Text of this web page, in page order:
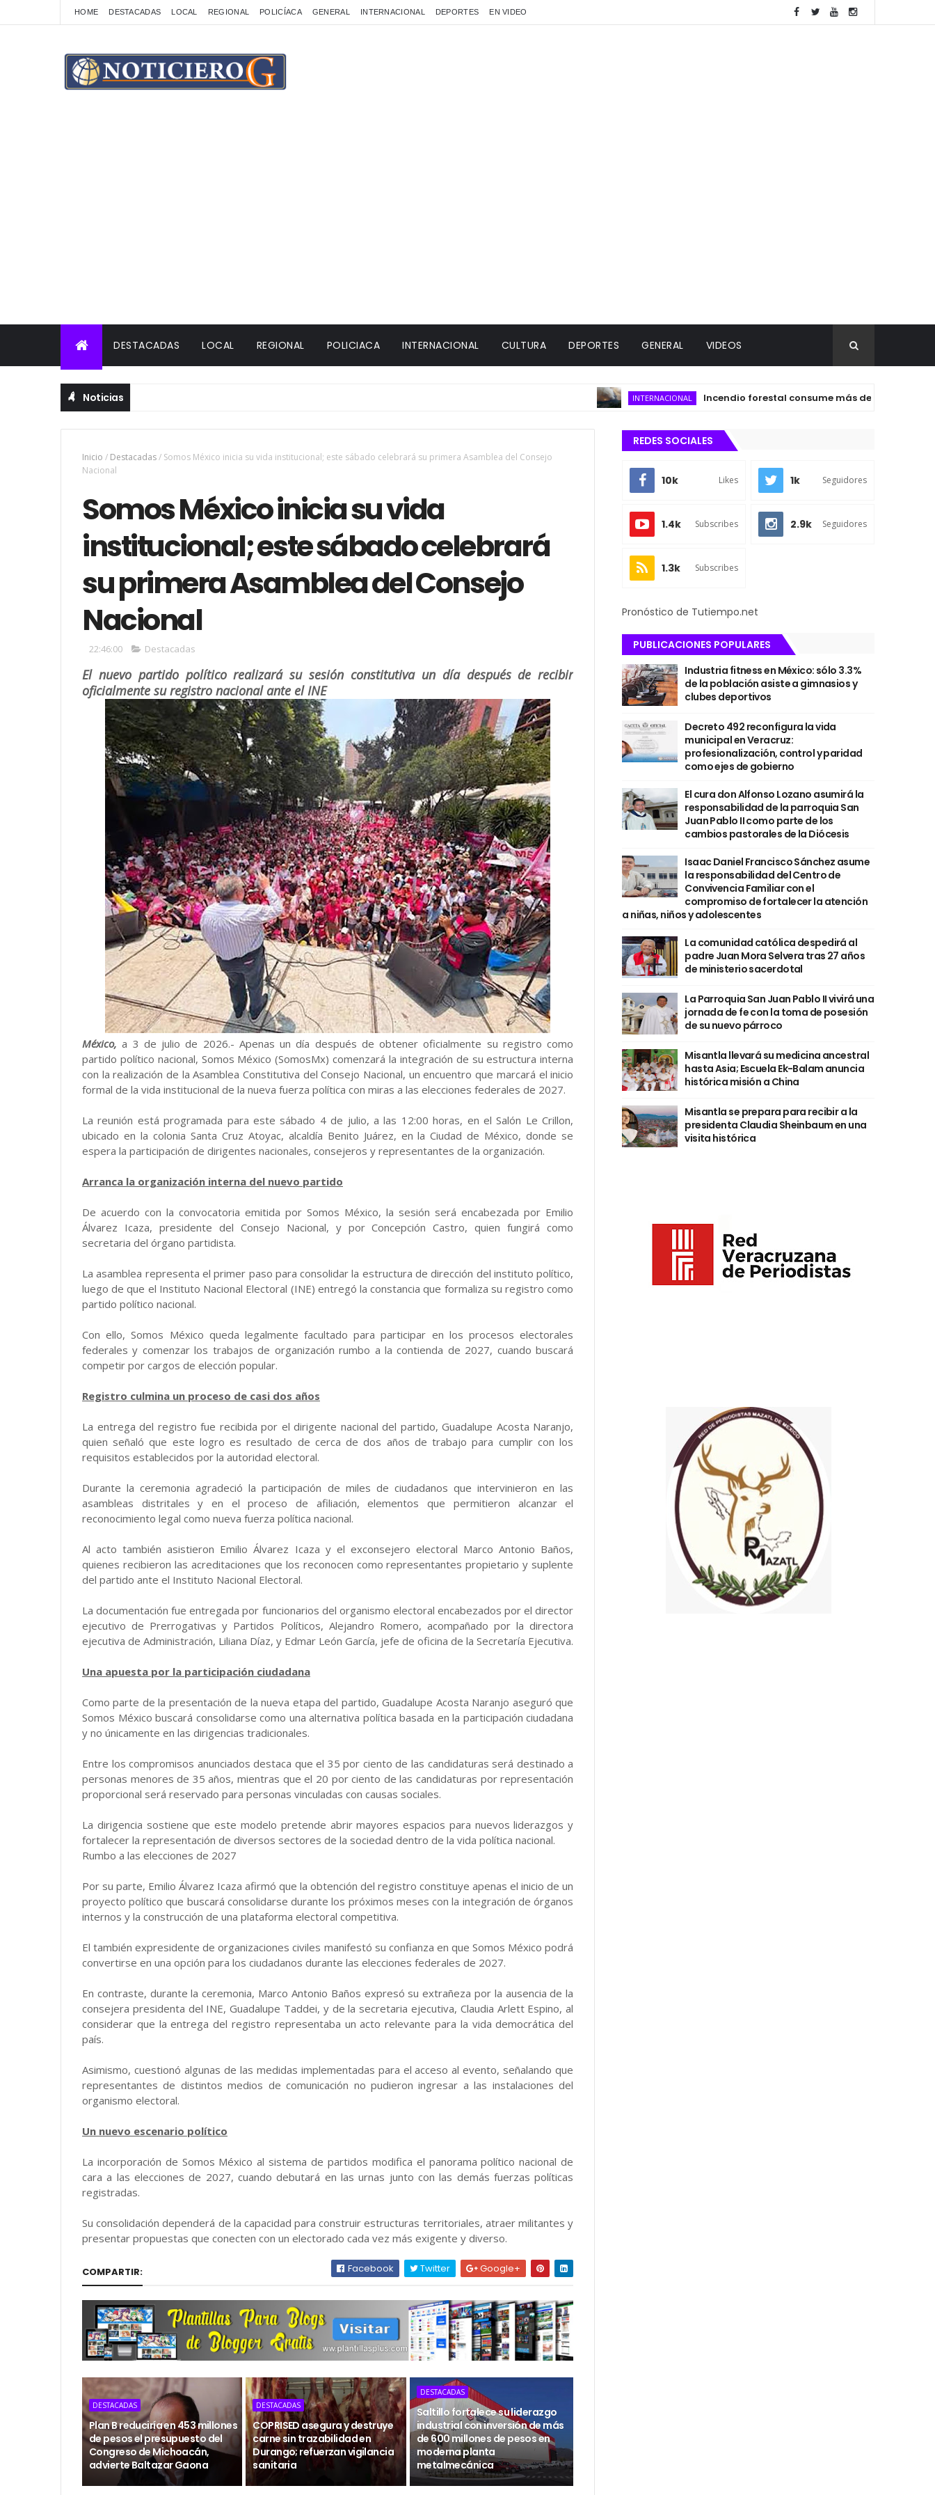
HOME DESTACADAS LOCAL REGIONAL POLICÍACA GENERAL INTERNACIONAL DEPORTES EN VIDEO
DESTACADAS LOCAL REGIONAL POLICIACA INTERNACIONAL CULTURA DEPORTES GENERAL VIDEOS
Noticias INTERNACIONAL Incendio forestal consume más de 120 hectáreas en
Inicio / Destacadas/ Somos México inicia su vida institucional; este sábado celebrará su primera Asamblea del Consejo
Nacional
Somos México inicia su vida
institucional; este sábado celebrará
su primera Asamblea del Consejo
Nacional
22:46:00 Destacadas
El nuevo partido político realizará su sesión constitutiva un día después de recibir
oficialmente su registro nacional ante el INE
México, a 3 de julio de 2026.- Apenas un día después de obtener oficialmente su registro como
partido político nacional, Somos México (SomosMx) comenzará la integración de su estructura interna
con la realización de la Asamblea Constitutiva del Consejo Nacional, un encuentro que marcará el inicio
formal de la vida institucional de la nueva fuerza política con miras a las elecciones federales de 2027.
La reunión está programada para este sábado 4 de julio, a las 12:00 horas, en el Salón Le Crillon,
ubicado en la colonia Santa Cruz Atoyac, alcaldía Benito Juárez, en la Ciudad de México, donde se
espera la participación de dirigentes nacionales, consejeros y representantes de la organización.
Arranca la organización interna del nuevo partido
De acuerdo con la convocatoria emitida por Somos México, la sesión será encabezada por Emilio
Álvarez Icaza, presidente del Consejo Nacional, y por Concepción Castro, quien fungirá como
secretaria del órgano partidista.
La asamblea representa el primer paso para consolidar la estructura de dirección del instituto político,
luego de que el Instituto Nacional Electoral (INE) entregó la constancia que formaliza su registro como
partido político nacional.
Con ello, Somos México queda legalmente facultado para participar en los procesos electorales
federales y comenzar los trabajos de organización rumbo a la contienda de 2027, cuando buscará
competir por cargos de elección popular.
Registro culmina un proceso de casi dos años
La entrega del registro fue recibida por el dirigente nacional del partido, Guadalupe Acosta Naranjo,
quien señaló que este logro es resultado de cerca de dos años de trabajo para cumplir con los
requisitos establecidos por la autoridad electoral.
Durante la ceremonia agradeció la participación de miles de ciudadanos que intervinieron en las
asambleas distritales y en el proceso de afiliación, elementos que permitieron alcanzar el
reconocimiento legal como nueva fuerza política nacional.
Al acto también asistieron Emilio Álvarez Icaza y el exconsejero electoral Marco Antonio Baños,
quienes recibieron las acreditaciones que los reconocen como representantes propietario y suplente
del partido ante el Instituto Nacional Electoral.
La documentación fue entregada por funcionarios del organismo electoral encabezados por el director
ejecutivo de Prerrogativas y Partidos Políticos, Alejandro Romero, acompañado por la directora
ejecutiva de Administración, Liliana Díaz, y Edmar León García, jefe de oficina de la Secretaría Ejecutiva.
Una apuesta por la participación ciudadana
Como parte de la presentación de la nueva etapa del partido, Guadalupe Acosta Naranjo aseguró que
Somos México buscará consolidarse como una alternativa política basada en la participación ciudadana
y no únicamente en las dirigencias tradicionales.
Entre los compromisos anunciados destaca que el 35 por ciento de las candidaturas será destinado a
personas menores de 35 años, mientras que el 20 por ciento de las candidaturas por representación
proporcional será reservado para personas vinculadas con causas sociales.
La dirigencia sostiene que este modelo pretende abrir mayores espacios para nuevos liderazgos y
fortalecer la representación de diversos sectores de la sociedad dentro de la vida política nacional.
Rumbo a las elecciones de 2027
Por su parte, Emilio Álvarez Icaza afirmó que la obtención del registro constituye apenas el inicio de un
proyecto político que buscará consolidarse durante los próximos meses con la integración de órganos
internos y la construcción de una plataforma electoral competitiva.
El también expresidente de organizaciones civiles manifestó su confianza en que Somos México podrá
convertirse en una opción para los ciudadanos durante las elecciones federales de 2027.
En contraste, durante la ceremonia, Marco Antonio Baños expresó su extrañeza por la ausencia de la
consejera presidenta del INE, Guadalupe Taddei, y de la secretaria ejecutiva, Claudia Arlett Espino, al
considerar que la entrega del registro representaba un acto relevante para la vida democrática del
país.
Asimismo, cuestionó algunas de las medidas implementadas para el acceso al evento, señalando que
representantes de distintos medios de comunicación no pudieron ingresar a las instalaciones del
organismo electoral.
Un nuevo escenario político
La incorporación de Somos México al sistema de partidos modifica el panorama político nacional de
cara a las elecciones de 2027, cuando debutará en las urnas junto con las demás fuerzas políticas
registradas.
Su consolidación dependerá de la capacidad para construir estructuras territoriales, atraer militantes y
presentar propuestas que conecten con un electorado cada vez más exigente y diverso.
COMPARTIR: Facebook Twitter Google+
DESTACADAS
Plan B reduciría en 453 millones
de pesos el presupuesto del
Congreso de Michoacán,
advierte Baltazar Gaona
DESTACADAS
COPRISED asegura y destruye
carne sin trazabilidad en
Durango; refuerzan vigilancia
sanitaria
DESTACADAS
Saltillo fortalece su liderazgo
industrial con inversión de más
de 600 millones de pesos en
moderna planta
metalmecánica
REDES SOCIALES
10k Likes 1k Seguidores
1.4k Subscribes 2.9k Seguidores
1.3k Subscribes
Pronóstico de Tutiempo.net
PUBLICACIONES POPULARES
Industria fitness en México: sólo 3.3%
de la población asiste a gimnasios y
clubes deportivos
Decreto 492 reconfigura la vida
municipal en Veracruz:
profesionalización, control y paridad
como ejes de gobierno
El cura don Alfonso Lozano asumirá la
responsabilidad de la parroquia San
Juan Pablo II como parte de los
cambios pastorales de la Diócesis
Isaac Daniel Francisco Sánchez asume
la responsabilidad del Centro de
Convivencia Familiar con el
compromiso de fortalecer la atención
a niñas, niños y adolescentes
La comunidad católica despedirá al
padre Juan Mora Selvera tras 27 años
de ministerio sacerdotal
La Parroquia San Juan Pablo II vivirá una
jornada de fe con la toma de posesión
de su nuevo párroco
Misantla llevará su medicina ancestral
hasta Asia; Escuela Ek-Balam anuncia
histórica misión a China
Misantla se prepara para recibir a la
presidenta Claudia Sheinbaum en una
visita histórica